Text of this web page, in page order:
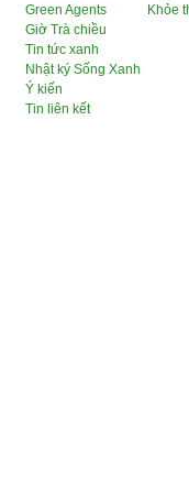
Green Agents
Giờ Trà chiều
Tin tức xanh
Nhật ký Sống Xanh
Ý kiến
Tin liên kết
Khỏe